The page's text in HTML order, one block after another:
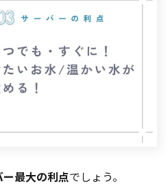
最大の利点でしょう。